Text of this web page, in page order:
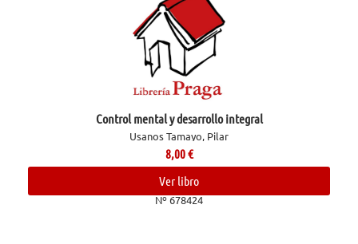
Control mental y desarrollo integral
Usanos Tamayo, Pilar
8,00€
Ver libro
Nº 678424